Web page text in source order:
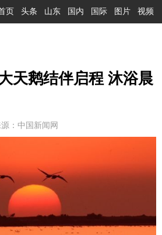
页 头条 山东 国内 国际 图片 视频
天鹅结伴启程 沐浴晨
：中国新闻网